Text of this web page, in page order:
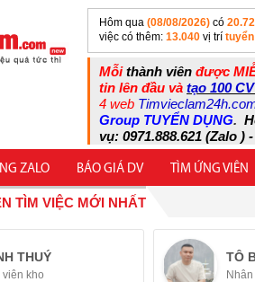
Hôm qua (08/08/2026) có
việc có thêm: 13.040 vị trí
Mỗithành viên được
tin lên đầu và tạo 100
4 web
Group TUYỂN DỤNG.
vụ: 0971.888.621 (Zalo )
ZALO BÁO GIÁ DV TÌM ỨNG VIÊN
TÌM VIỆC MỚI NHẤT
THUÝ
kho
TÔ